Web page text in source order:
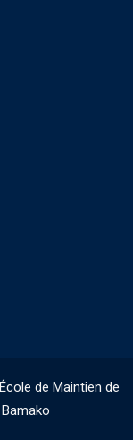
École de Maintien de